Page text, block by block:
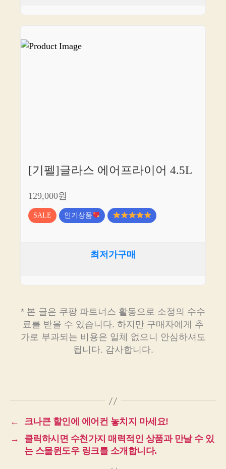
[기펠]글라스 에어프라이어 4.5L
129,000원
SALE 인기상품
최저가구매
* 본 글은 쿠팡 파트너스 활동으로 소정의 수수
료를 받을 수 있습니다. 하지만 구매자에게 추
가로 부과되는 비용은 일체 없으니 안심하셔도
됩니다. 감사합니다.
←
크나큰 할인에 에어컨 놓치지 마세요!
→
클릭하시면 수천가지 매력적인 상품과 만날 수 있
는 스몰윈도우 링크를 소개합니다.